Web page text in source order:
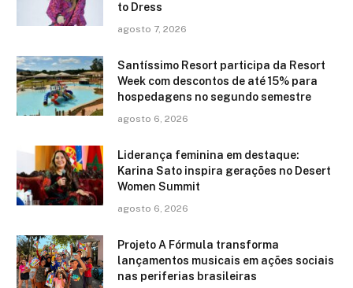
to Dress
agosto 7, 2026
Santíssimo Resort participa da Resort
Week com descontos de até 15% para
hospedagens no segundo semestre
agosto 6, 2026
Liderança feminina em destaque:
Karina Sato inspira gerações no Desert
Women Summit
agosto 6, 2026
Projeto A Fórmula transforma
lançamentos musicais em ações sociais
nas periferias brasileiras